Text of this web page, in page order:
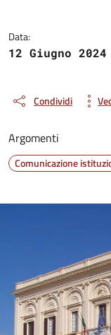
Data:
12 Giugno 2024
Condividi
Argomenti
Comunicazione